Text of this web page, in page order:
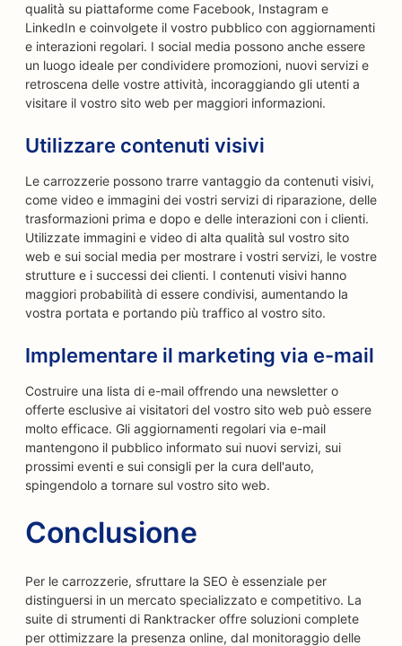
qualità su piattaforme come Facebook, Instagram e
LinkedIn e coinvolgete il vostro pubblico con aggiornamenti
e interazioni regolari. I social media possono anche essere
un luogo ideale per condividere promozioni, nuovi servizi e
retroscena delle vostre attività, incoraggiando gli utenti a
visitare il vostro sito web per maggiori informazioni.
Utilizzare contenuti visivi
Le carrozzerie possono trarre vantaggio da contenuti visivi,
come video e immagini dei vostri servizi di riparazione, delle
trasformazioni prima e dopo e delle interazioni con i clienti.
Utilizzate immagini e video di alta qualità sul vostro sito
web e sui social media per mostrare i vostri servizi, le vostre
strutture e i successi dei clienti. I contenuti visivi hanno
maggiori probabilità di essere condivisi, aumentando la
vostra portata e portando più traffico al vostro sito.
Implementare il marketing via e-mail
Costruire una lista di e-mail offrendo una newsletter o
offerte esclusive ai visitatori del vostro sito web può essere
molto efficace. Gli aggiornamenti regolari via e-mail
mantengono il pubblico informato sui nuovi servizi, sui
prossimi eventi e sui consigli per la cura dell'auto,
spingendolo a tornare sul vostro sito web.
Conclusione
Per le carrozzerie, sfruttare la SEO è essenziale per
distinguersi in un mercato specializzato e competitivo. La
suite di strumenti di Ranktracker offre soluzioni complete
per ottimizzare la presenza online, dal monitoraggio delle